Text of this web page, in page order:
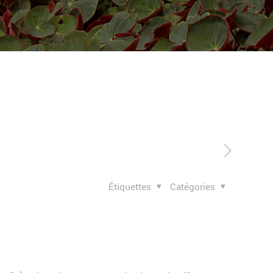
Catégories
Étiquettes